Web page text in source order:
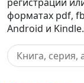
форматах pdf,
Android и